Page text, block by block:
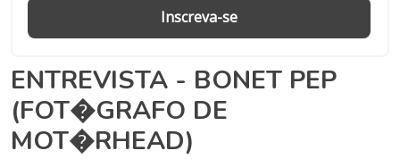
ENTREVISTA - BONET PEP
(FOT�GRAFO DE
MOT�RHEAD)
Inscreva-se